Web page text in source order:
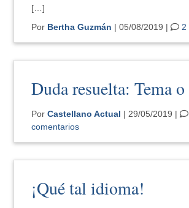
[…]
Por Bertha Guzmán | 05/08/2019 | 2
Duda resuelta: Tema o
PorCastellano Actual | 29/05/2019 |
comentarios
¡Qué tal idioma!